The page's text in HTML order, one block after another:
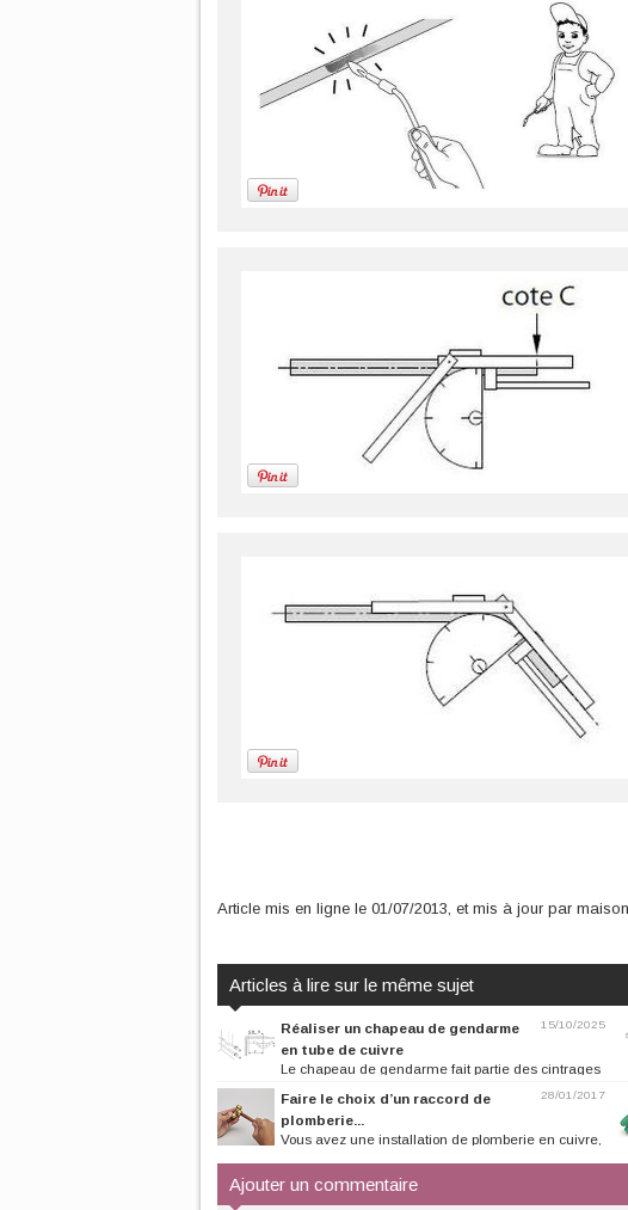
Article mis en ligne le 01/07/2013, et mis à jour par
Articles à lire sur le même sujet
15/10/2025
Réaliser un chapeau de gendarme
en tube de cuivre
Le chapeau de gendarme fait partie des cintrages
de tube de cuivre fréquemment...
28/01/2017
Faire le choix d’un raccord de
plomberie...
Vous avez une installation de plomberie en cuivre,
Ajouter un commentaire